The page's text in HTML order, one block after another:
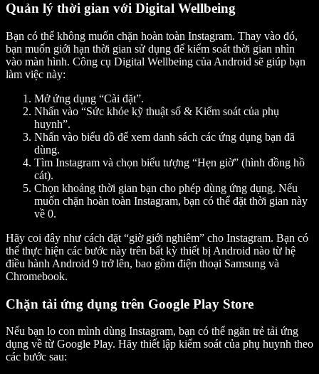
Quản lý thời gian với Digital Wellbeing
Bạn có thể không muốn chặn hoàn toàn Instagram. Thay vào đó,
bạn muốn giới hạn thời gian sử dụng để kiểm soát thời gian nhìn
vào màn hình. Công cụ Digital Wellbeing của Android sẽ giúp bạn
làm việc này:
Mở ứng dụng “Cài đặt”.
Nhấn vào “Sức khỏe kỹ thuật số & Kiểm soát của phụ
huynh”.
Nhấn vào biểu đồ để xem danh sách các ứng dụng bạn đã
dùng.
Tìm Instagram và chọn biểu tượng “Hẹn giờ” (hình đồng hồ
cát).
Chọn khoảng thời gian bạn cho phép dùng ứng dụng. Nếu
muốn chặn hoàn toàn Instagram, bạn có thể đặt thời gian này
về 0.
Hãy coi đây như cách đặt “giờ giới nghiêm” cho Instagram. Bạn có
thể thực hiện các bước này trên bất kỳ thiết bị Android nào từ hệ
điều hành Android 9 trở lên, bao gồm điện thoại Samsung và
Chromebook.
Chặn tải ứng dụng trên Google Play Store
Nếu bạn lo con mình dùng Instagram, bạn có thể ngăn trẻ tải ứng
dụng về từ Google Play. Hãy thiết lập kiểm soát của phụ huynh theo
các bước sau: